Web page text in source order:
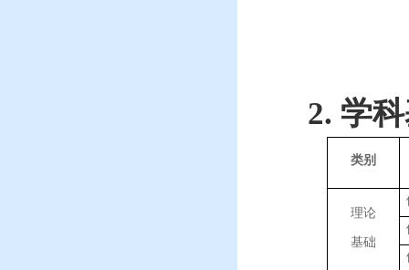
2. 学
类别
理论
基础